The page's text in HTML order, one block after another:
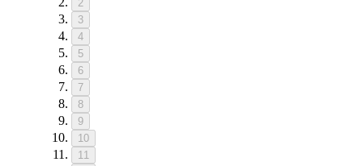
2
3
4
5
6
7
8
9
10
11